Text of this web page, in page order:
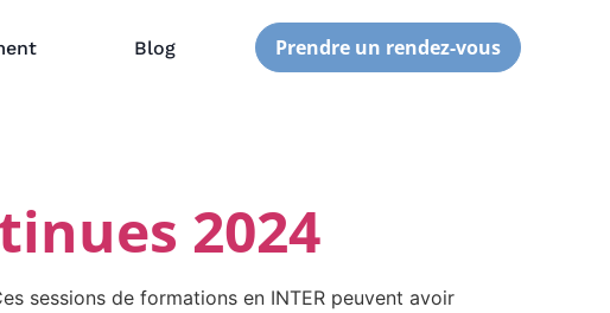
Blog Prendre un rendez-vous
2024
sessions de formations en INTER peuvent avoir